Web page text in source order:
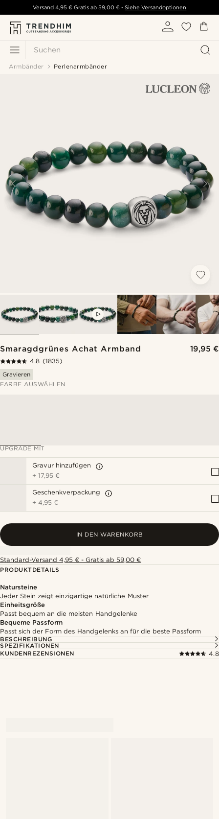
Suchen
Versand 4,95 € Gratis ab 59,00 € - Siehe Versandoptionen
Armbänder Perlenarmbänder
Smaragdgrünes Achat Armband 19,95 €
4.8 (1835)
Gravieren
FARBE AUSWÄHLEN
UPGRADE MIT
Gravur hinzufügen
+17,95 €
Geschenkverpackung
+4,95 €
IN DEN WARENKORB
Standard-Versand 4,95 € - Gratis ab 59,00 €
PRODUKTDETAILS
Natursteine
Jeder Stein zeigt einzigartige natürliche Muster
Einheitsgröße
Passt bequem an die meisten Handgelenke
Bequeme Passform
Passt sich der Form des Handgelenks an für die beste Passform
BESCHREIBUNG
SPEZIFIKATIONEN
KUNDENREZENSIONEN
4.8